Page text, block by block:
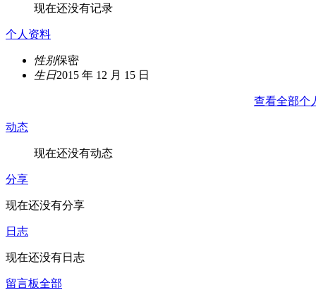
现在还没有记录
个人资料
性别保密
生日2015 年 12 月 15 日
查看全部个
动态
现在还没有动态
分享
现在还没有分享
日志
现在还没有日志
留言板全部